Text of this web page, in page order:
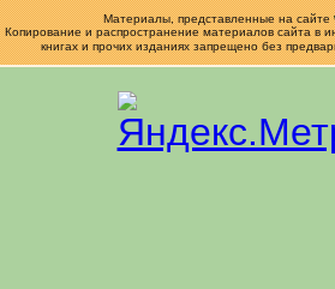
Материалы, представленные на сайте
Копирование и распространение материалов сайта в
книгах и прочих изданиях запрещено без